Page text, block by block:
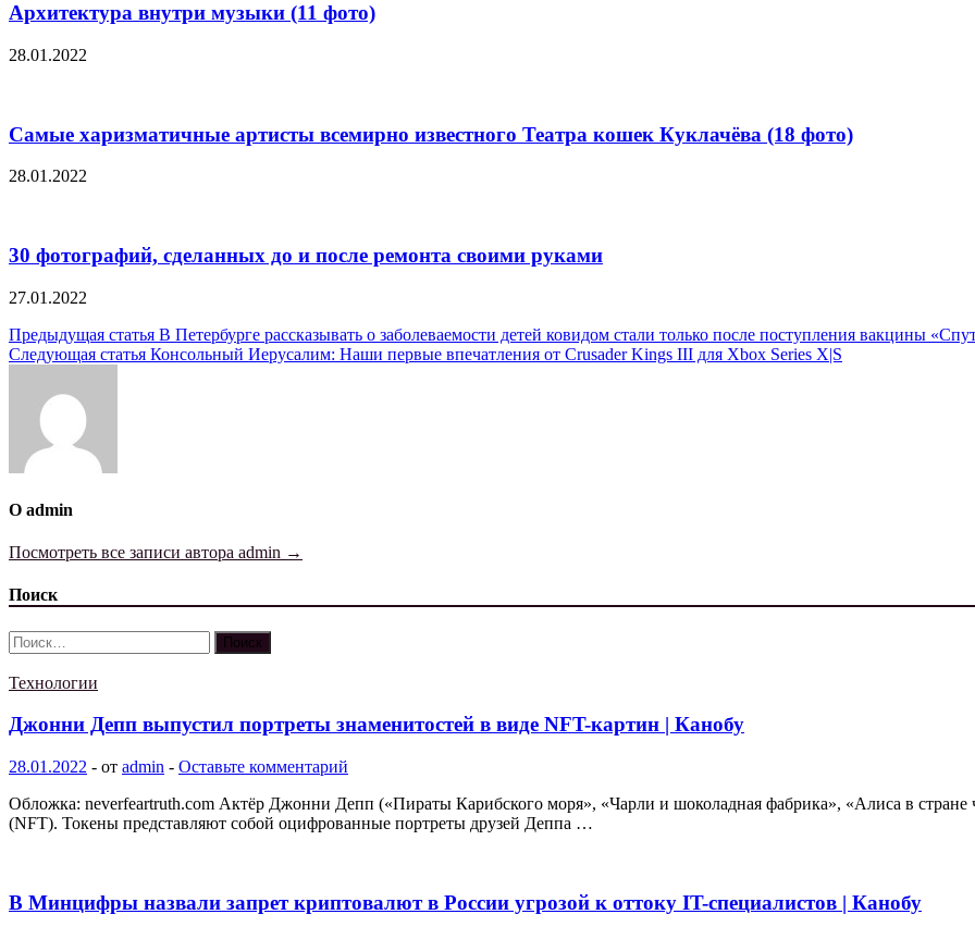
Архитектура внутри музыки (11 фото)
28.01.2022
Самые харизматичные артисты всемирно известного Театра кошек Куклачёва (18 фото)
28.01.2022
30 фотографий, сделанных до и после ремонта своими руками
27.01.2022
Навигация
по
записям
Предыдущая статья В Петербурге рассказывать о заболеваемости детей ковидом стали только после поступления вакцины
Следующая статья Консольный Иерусалим: Наши первые впечатления от Crusader Kings III для Xbox Series X|S
О admin
Посмотреть все записи автора admin →
Поиск
Найти:
Технологии
Джонни Депп выпустил портреты знаменитостей в виде NFT-картин | Канобу
28.01.2022 - от admin - Оставьте комментарий
Обложка: neverfeartruth.com Актёр Джонни Депп («Пираты Карибского моря», «Чарли и шоколадная фабрика», «Алиса в стране
(NFT). Токены представляют собой оцифрованные портреты друзей Деппа …
В Минцифры назвали запрет криптовалют в России угрозой к оттоку IT-специалистов | Канобу